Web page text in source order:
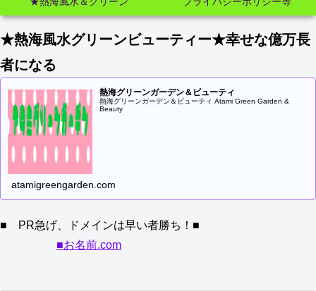
★熱海風水グリーンビューティー★幸せな億万長
者になる
熱海グリーンガーデン＆ビューティ
熱海グリーンガーデン＆ビューティ Atami Green Garden &
Beauty
atamigreengarden.com
■ PR急げ、ドメインは早い者勝ち！■
■お名前.com